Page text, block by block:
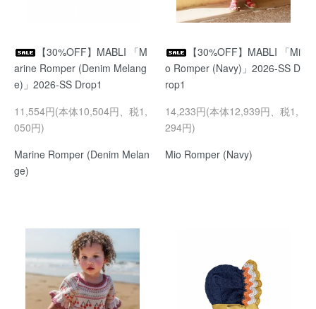
【30%OFF】MABLI 「M
arine Romper (Denim Melang
e)」2026-SS Drop1
11,554円(本体10,504円、税1,
050円)
Marine Romper (Denim Melan
ge)
【30%OFF】MABLI 「Mi
o Romper (Navy)」2026-SS D
rop1
14,233円(本体12,939円、税1,
294円)
Mio Romper (Navy)